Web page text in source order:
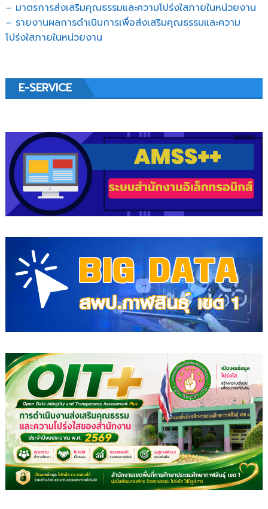
– มาตรการส่งเสริมคุณธรรมและความโปร่งใสภายในหน่วยงาน
– รายงานผลการดำเนินการเพื่อส่งเสริมคุณธรรมและความ
โปร่งใสภายในหน่วยงาน
E-SERVICE